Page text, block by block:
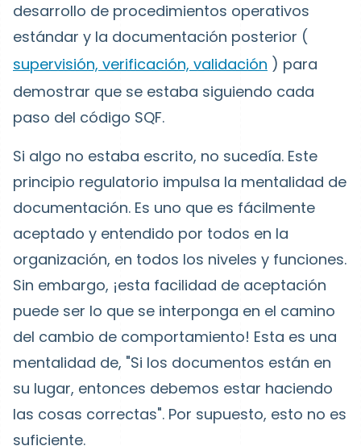
desarrollo de procedimientos operativos
estándar y la documentación posterior (
supervisión, verificación, validación ) para
demostrar que se estaba siguiendo cada
paso del código SQF.
Si algo no estaba escrito, no sucedía. Este
principio regulatorio impulsa la mentalidad de
documentación. Es uno que es fácilmente
aceptado y entendido por todos en la
organización, en todos los niveles y funciones.
Sin embargo, ¡esta facilidad de aceptación
puede ser lo que se interponga en el camino
del cambio de comportamiento! Esta es una
mentalidad de, "Si los documentos están en
su lugar, entonces debemos estar haciendo
las cosas correctas". Por supuesto, esto no es
suficiente.